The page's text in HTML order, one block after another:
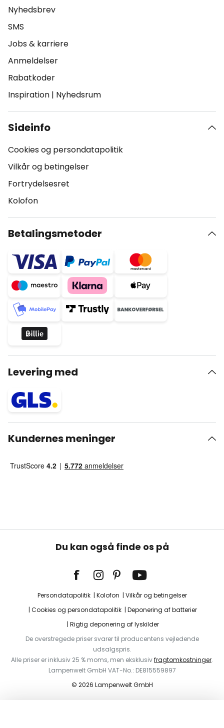
Nyhedsbrev
SMS
Jobs & karriere
Anmeldelser
Rabatkoder
Inspiration | Nyhedsrum
Sideinfo
Cookies og persondatapolitik
Vilkår og betingelser
Fortrydelsesret
Kolofon
Betalingsmetoder
Levering med
Kundernes meninger
Du kan også finde os på
Persondatapolitik Kolofon
Vilkår og betingelser
Cookies og persondatapolitik
Deponering af batterier
Rigtig deponering af lyskilder
De overstregede priser svarer til producentens vejledende
udsalgspris.
Alle priser er inklusiv 25 % moms, men eksklusivfragtomkostninger.
Lampenwelt GmbH VAT-No.: DE815559897
© 2026 Lampenwelt GmbH